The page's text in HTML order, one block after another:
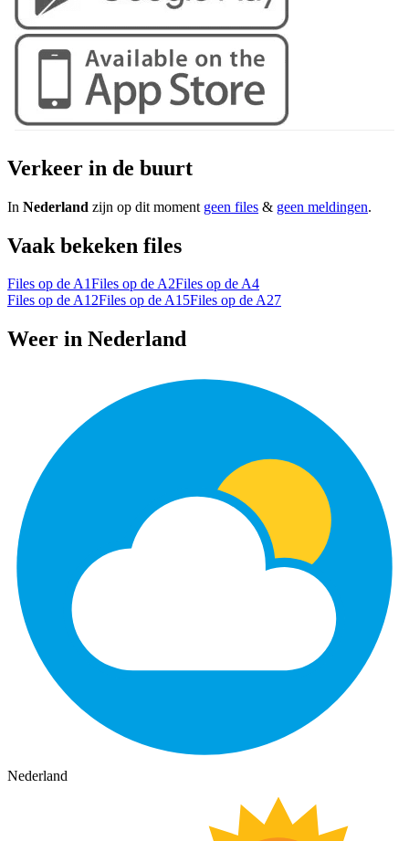
Verkeer in de buurt
In Nederland zijn op dit moment geen files & geen meldingen.
Vaak bekeken files
Files op de A1Files op de A2Files op de A4
Files op de A12Files op de A15Files op de A27
Weer in Nederland
Nederland